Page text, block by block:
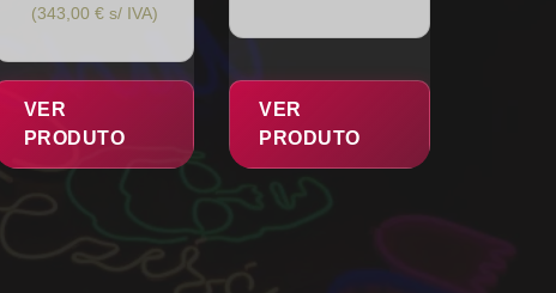
(343,00 € s/ IVA)
VER
PRODUTO
VER
PRODUTO